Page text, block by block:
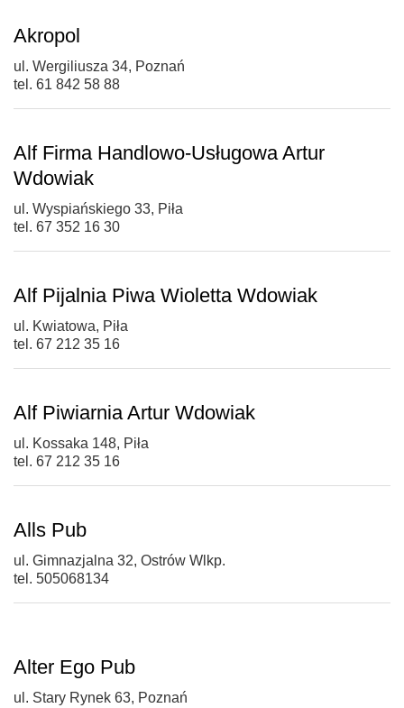
Akropol
ul. Wergiliusza 34, Poznań
tel. 61 842 58 88
Alf Firma Handlowo-Usługowa Artur
Wdowiak
ul. Wyspiańskiego 33, Piła
tel. 67 352 16 30
Alf Pijalnia Piwa Wioletta Wdowiak
ul. Kwiatowa, Piła
tel. 67 212 35 16
Alf Piwiarnia Artur Wdowiak
ul. Kossaka 148, Piła
tel. 67 212 35 16
Alls Pub
ul. Gimnazjalna 32, Ostrów Wlkp.
tel. 505068134
Alter Ego Pub
ul. Stary Rynek 63, Poznań